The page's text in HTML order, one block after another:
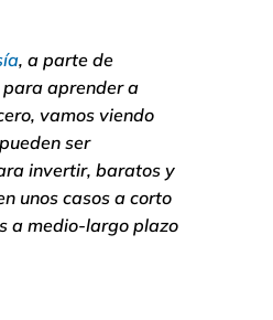
, a parte de
para aprender a
vamos viendo
ser
invertir, baratos y
unos casos a corto
a medio-largo plazo